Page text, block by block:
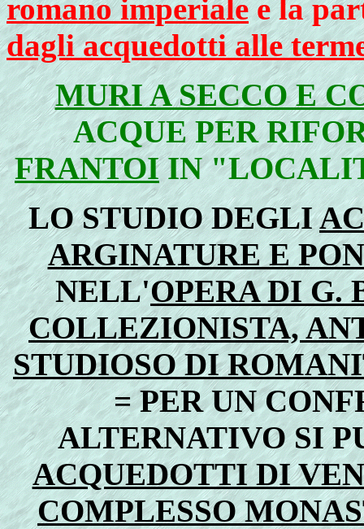
romano imperialee la
dagli acquedotti alle
MURI A SECCO E
ACQUE PER
FRANTOIIN
LO STUDIO DEGLI
ARGINATURE E
NELL'OPERA DI G.
COLLEZIONISTA,
STUDIOSO DI
=PER UN
ALTERNATIVO SI
ACQUEDOTTI DI
COMPLESSO